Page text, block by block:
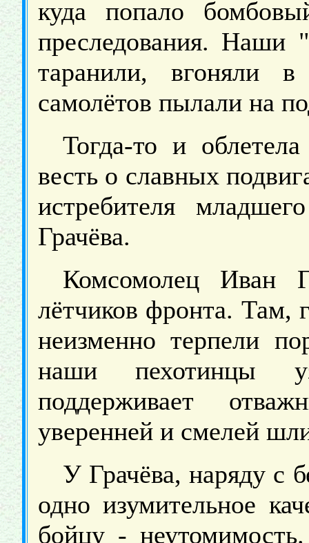
куда попало
преследования. Наши
таранили, вгоняли
самолётов пылали на
Тогда-то и
весть о славных
истребителя
Грачёва.
Комсомолец Иван
лётчиков фронта. Там,
неизменно терпели
наши пехотинцы
поддерживает
уверенней и смелей
У Грачёва, наряду с
одно изумительное
бойцу -